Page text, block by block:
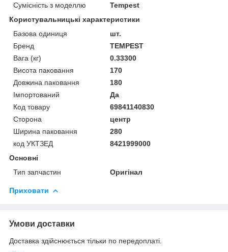
Сумісність з моделлю
Tempest
Користувальницькі характеристики
Базова одиниця
шт.
Бренд
TEMPEST
Вага (кг)
0.33300
Висота паковання
170
Довжина паковання
180
Імпортований
Да
Код товару
69841140830
Сторона
центр
Ширина паковання
280
код УКТЗЕД
8421999000
Основні
Тип запчастин
Оригінал
Приховати
Умови доставки
Доставка здійснюється тільки по передоплаті.